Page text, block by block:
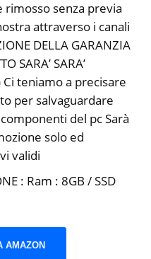
rimosso senza previa
attraverso i canali
DELLA GARANZIA
SARA’ SARA’
Ci teniamo a precisare
per salvaguardare
del pc Sarà
solo ed
validi
: Ram : 8GB / SSD
AMAZON